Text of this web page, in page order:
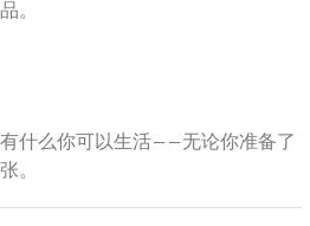
。
什么你可以生活——无论你准备了
。